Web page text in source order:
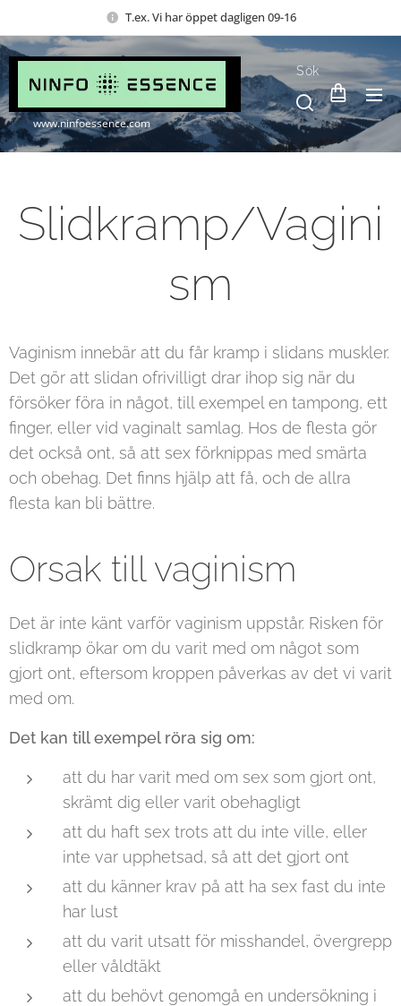
T.ex. Vi har öppet dagligen 09-16
www.ninfoessence.com
Sök
Slidkramp/Vagini
sm
Vaginism innebär att du får kramp i slidans muskler.
Det gör att slidan ofrivilligt drar ihop sig när du
försöker föra in något, till exempel en tampong, ett
finger, eller vid vaginalt samlag. Hos de flesta gör
det också ont, så att sex förknippas med smärta
och obehag. Det finns hjälp att få, och de allra
flesta kan bli bättre.
Orsak till vaginism
Det är inte känt varför vaginism uppstår. Risken för
slidkramp ökar om du varit med om något som
gjort ont, eftersom kroppen påverkas av det vi varit
med om.
Det kan till exempel röra sig om:
att du har varit med om sex som gjort ont,
skrämt dig eller varit obehagligt
att du haft sex trots att du inte ville, eller
inte var upphetsad, så att det gjort ont
att du känner krav på att ha sex fast du inte
har lust
att du varit utsatt för misshandel, övergrepp
eller våldtäkt
att du behövt genomgå en undersökning i